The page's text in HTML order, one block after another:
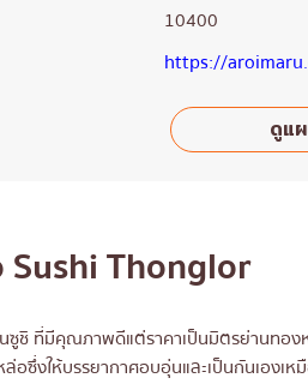
10400
https://
ดูแ
Thonglor
ซูชิ ที่มีคุณภาพดีแต่ราคาเป็นมิตรย่านทอ
อซึ่งให้บรรยากาศอบอุ่นและเป็นกันเองเ